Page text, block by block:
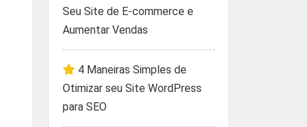
Seu Site de E-commerce e
Aumentar Vendas
4 Maneiras Simples de
Otimizar seu Site WordPress
para SEO